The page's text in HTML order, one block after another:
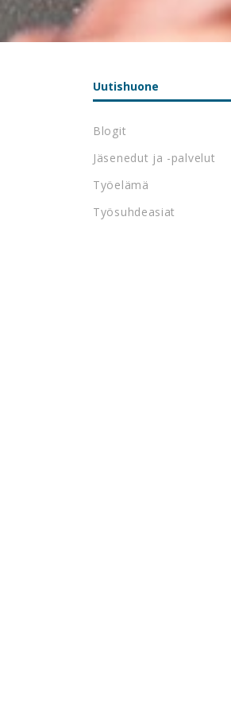
Uutishuone
Blogit
Jäsenedut ja -palvelut
Työelämä
Työsuhdeasiat